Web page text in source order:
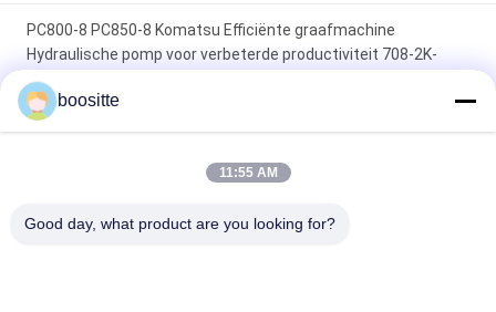
PC800-8 PC850-8 Komatsu Efficiënte graafmachine
Hydraulische pomp voor verbeterde productiviteit 708-2K-
00113
ZX670-5G ZX870-5G Zuigpomp Assy Hydraulische Pomp Voor
Pomp van Doosan van K3v63dt
boositte
11:55 AM
Good day, what product are you looking for?